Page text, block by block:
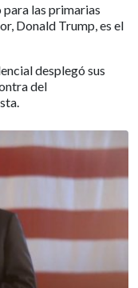
las primarias
Donald Trump, es el
desplegó sus
del